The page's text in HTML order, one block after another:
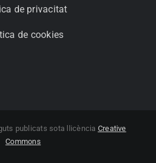
de privacitat
de cookies
publicats sota llicència Creative
Commons